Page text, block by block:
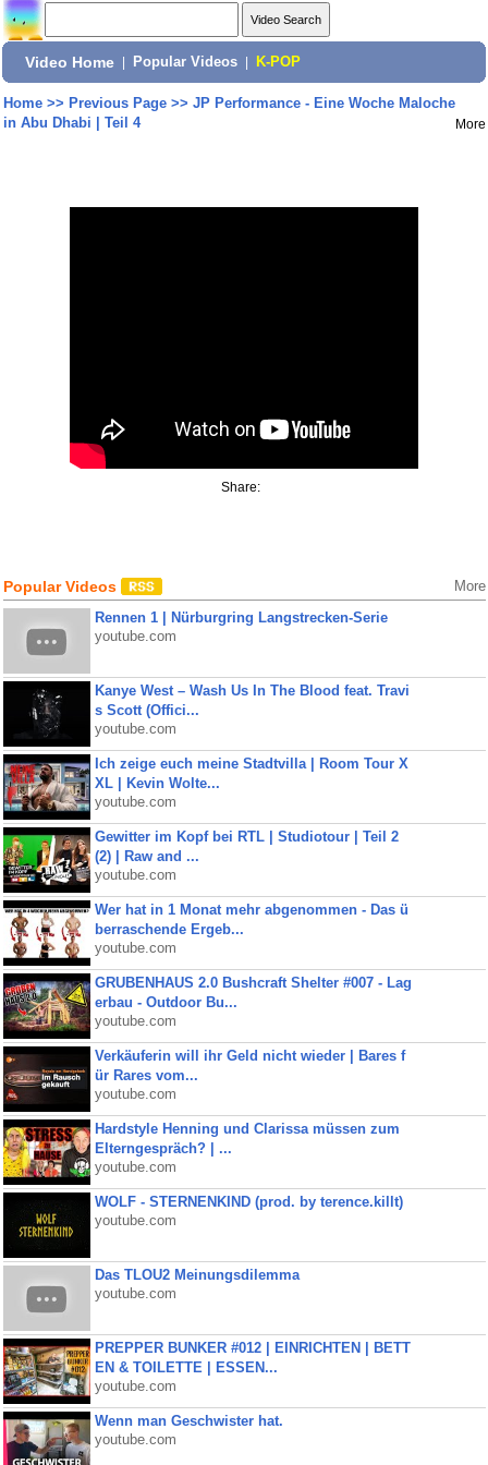
Video Home Popular Videos K-POP
Home>> Previous Page>> JP Performance - Eine Woche Maloche
in Abu Dhabi | Teil 4
More
Share:
Popular Videos More
Rennen 1 | Nürburgring Langstrecken-Serie
youtube.com
Kanye West – Wash Us In The Blood feat. Travi
s Scott (Offici...
youtube.com
Ich zeige euch meine Stadtvilla | Room Tour X
XL | Kevin Wolte...
youtube.com
Gewitter im Kopf bei RTL | Studiotour | Teil 2
(2) | Raw and ...
youtube.com
Wer hat in 1 Monat mehr abgenommen - Das ü
berraschende Ergeb...
youtube.com
GRUBENHAUS 2.0 Bushcraft Shelter #007 - Lag
erbau - Outdoor Bu...
youtube.com
Verkäuferin will ihr Geld nicht wieder | Bares f
ür Rares vom...
youtube.com
Hardstyle Henning und Clarissa müssen zum
Elterngespräch? | ...
youtube.com
WOLF - STERNENKIND (prod. by terence.killt)
youtube.com
Das TLOU2 Meinungsdilemma
youtube.com
PREPPER BUNKER #012 | EINRICHTEN | BETT
EN & TOILETTE | ESSEN...
youtube.com
Wenn man Geschwister hat.
youtube.com